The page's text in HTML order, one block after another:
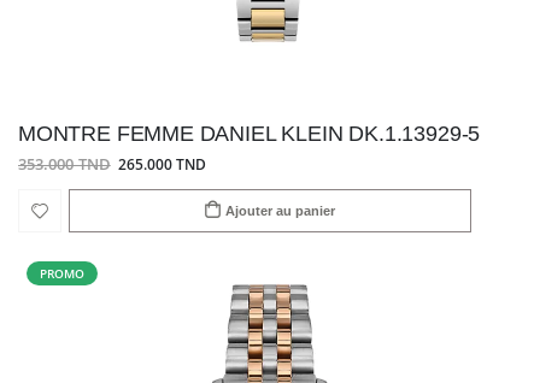
MONTRE FEMME DANIEL KLEIN DK.1.13929-5
353.000 TND 265.000 TND
Ajouter au panier
PROMO